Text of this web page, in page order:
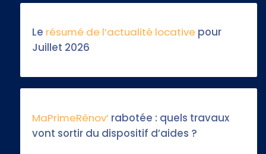
Le résumé de l’actualité locative pour
Juillet 2026
MaPrimeRénov’ rabotée : quels travaux
vont sortir du dispositif d’aides ?